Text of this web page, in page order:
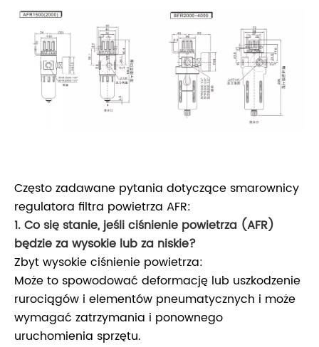
Często zadawane pytania dotyczące smarownicy
regulatora filtra powietrza AFR:
1. Co się stanie, jeśli ciśnienie powietrza (AFR)
będzie za wysokie lub za niskie?
Zbyt wysokie ciśnienie powietrza:
Może to spowodować deformację lub uszkodzenie
rurociągów i elementów pneumatycznych i może
wymagać zatrzymania i ponownego
uruchomienia sprzętu.